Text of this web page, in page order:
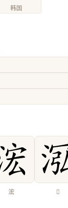
韩国
浤 𣴦